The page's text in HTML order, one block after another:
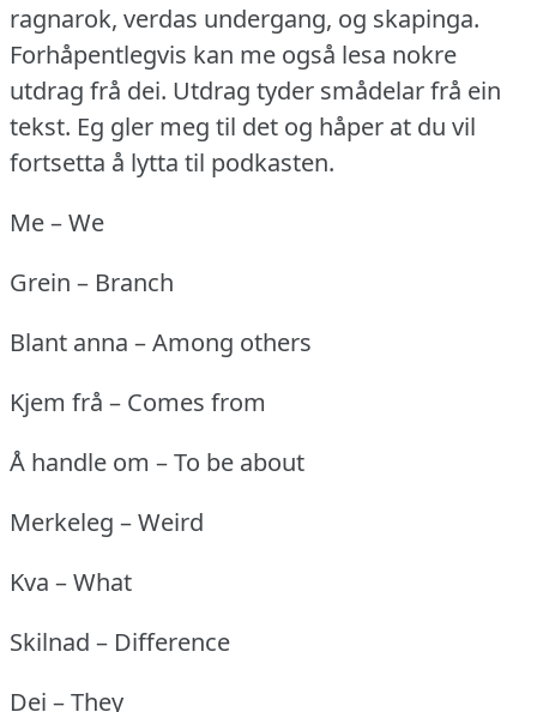
ragnarok, verdas undergang, og skapinga.
Forhåpentlegvis kan me også lesa nokre
utdrag frå dei. Utdrag tyder smådelar frå ein
tekst. Eg gler meg til det og håper at du vil
fortsetta å lytta til podkasten.
Me – We
Grein – Branch
Blant anna – Among others
Kjem frå – Comes from
Å handle om – To be about
Merkeleg – Weird
Kva – What
Skilnad – Difference
Dei – They